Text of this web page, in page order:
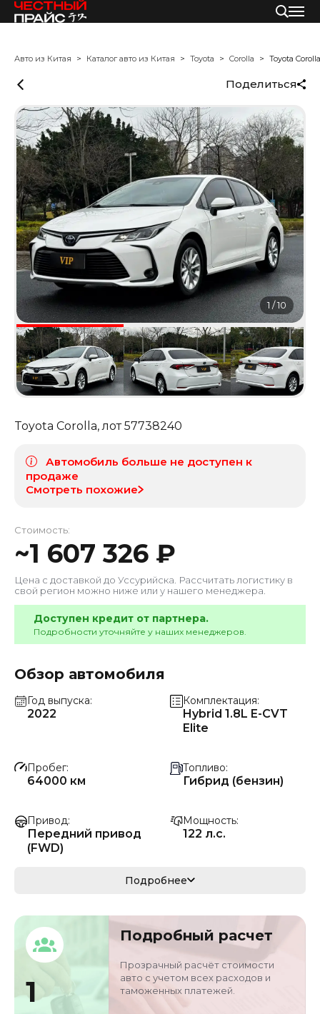
Авто из Китая Каталог авто из Китая Toyota Corolla Toyota Corolla
Поделиться
1 /10
Toyota Corolla, лот57738240
Автомобиль больше не доступен к
продаже
Смотреть похожие
Стоимость:
~1 607 326 ₽
Цена с доставкой до Уссурийска . Рассчитать логистику в
свой регион можно ниже или у нашего менеджера.
Доступен кредит от партнера.
Подробности уточняйте у наших менеджеров.
Обзор автомобиля
Год выпуска
2022
Комплектация
Hybrid 1.8L E-CVT
Elite
Пробег
64000 км
Топливо
Гибрид (бензин)
Привод
Передний привод
(FWD)
Мощность
122 л.с.
90 кВ
Кузов
седан/хэтчбек
LFMA1ACC4N01502
Объём двигателя
1.8 л
Цвет
Подробнее
1
Подробный расчет
Прозрачный расчёт стоимости
авто с учетом всех расходов и
таможенных платежей.